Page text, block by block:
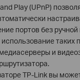
Play (UPnP)
портов без ручной
таких
и
TP-Link вы